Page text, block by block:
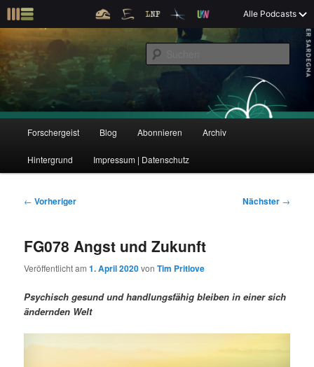
m
p
r
i
ä
Alle Podcasts
Forschergeist
Der Interview-Podcast zu Bildung und Forschung
u
e
p
Z
u
r
m
ä
Z
u
e
u
n
Forschergeist Blog Abonnieren Archiv
Hintergrund Impressum | Datenschutz
B
t
a
s
n
a
v
← Vorheriger Nächster →
FG078 Angst und Zukunft
Veröffentlicht am1. April 2020vonTim Pritlove
Psychisch gesund und handlungsfähig bleiben in einer sich
ändernden Welt